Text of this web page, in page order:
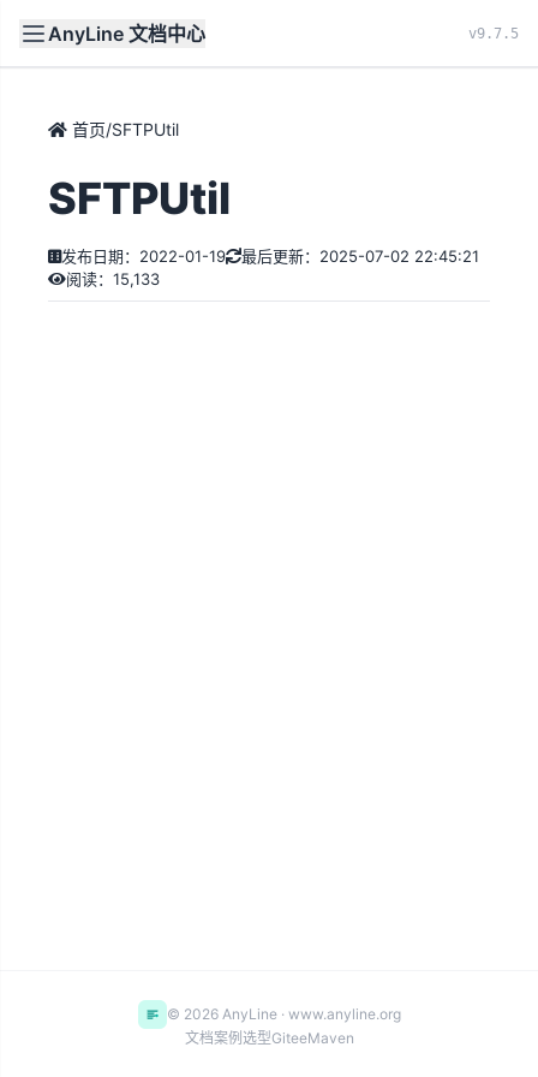
AnyLine 文档中心 v9.7.5
文档 首页
首页/SFTPUtil
SFTPUtil
发布日期：2022-01-19
最后更新：2025-07-02 22:45:21
阅读：15,133
© 2026 AnyLine · www.anyline.org
文档案例 选型GiteeMaven